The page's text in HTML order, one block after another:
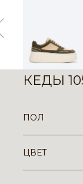
КЕДЫ
ПОЛ
ЦВЕТ